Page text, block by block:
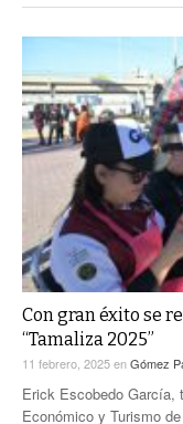
Con gran éxito se
“Tamaliza 2025”
11 febrero, 2025enGómez
Erick Escobedo García,
Económico y Turismo